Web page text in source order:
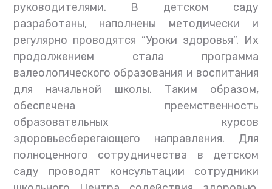
руководителями. В детском саду
разработаны, наполнены методически и
регулярно проводятся “Уроки здоровья”. Их
продолжением стала программа
валеологического образования и воспитания
для начальной школы. Таким образом,
обеспечена преемственность
образовательных курсов
здоровьесберегающего направления. Для
полноценного сотрудничества в детском
саду проводят консультации сотрудники